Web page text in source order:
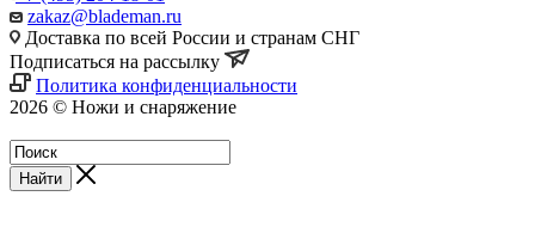
zakaz@blademan.ru
Доставка по всей России и странам СНГ
Подписаться на рассылку
Политика конфиденциальности
2026 © Ножи и снаряжение
Найти